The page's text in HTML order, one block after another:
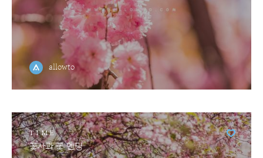
allowto
TIME
꽃사과 꽃 엔딩